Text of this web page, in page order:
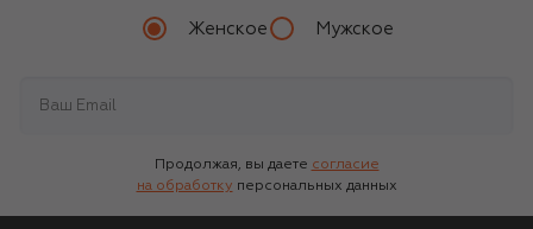
Женское Мужское
Продолжая, вы даете согласие
на обработку персональных данных